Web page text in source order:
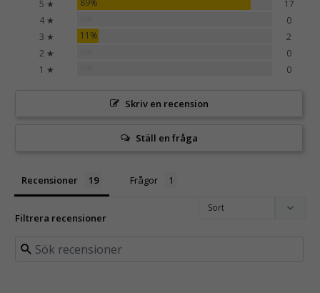
5 ★ 89%
17
4 ★
0
3 ★
11%
2
2 ★
0
1 ★
0
Skriv en recension
Ställ en fråga
Recensioner Frågor
Filtrera recensioner